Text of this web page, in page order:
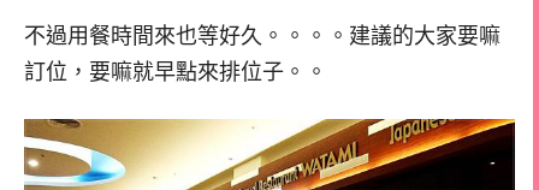
不過用餐時間來也等好久。。。。建議的大家要嘛
訂位，要嘛就早點來排位子。。